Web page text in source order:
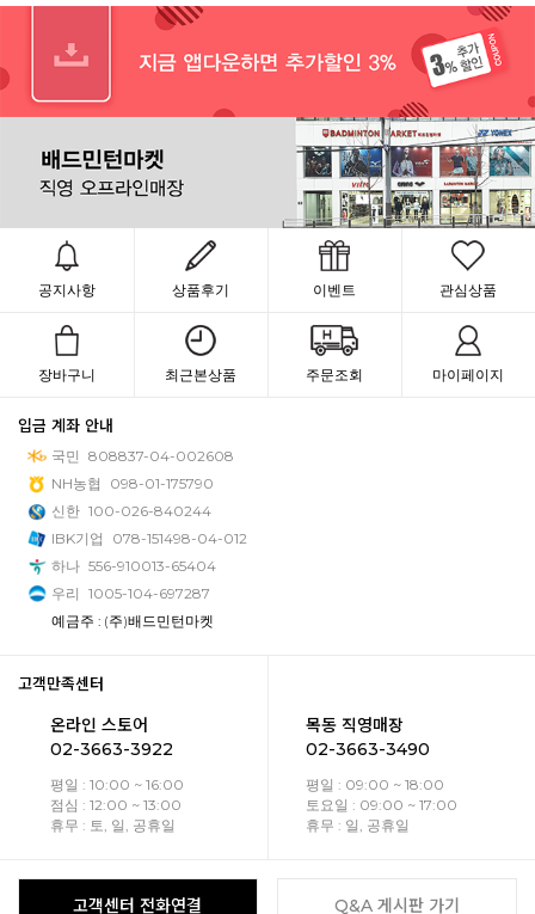
공지사항 상품후기 이벤트 관심상품
장바구니 최근본상품 주문조회 마이페이지
입금 계좌 안내
국민 808837-04-002608
NH농협
098-01-175790
신한 100-026-840244
IBK기업
078-151498-04-012
하나 556-910013-65404
우리 1005-104-697287
예금주 : (주)배드민턴마켓
고객만족센터
온라인 스토어
02-3663-3922
평일 : 10:00 ~ 16:00
점심 : 12:00 ~ 13:00
휴무 : 토, 일, 공휴일
목동 직영매장
02-3663-3490
평일 : 09:00 ~ 18:00
토요일 : 09:00 ~ 17:00
휴무 : 일, 공휴일
고객센터 전화연결 Q&A 게시판 가기